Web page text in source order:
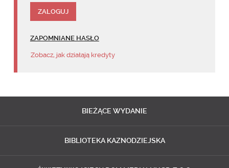
ZAPOMNIANE HASŁO
Zobacz, jak działają kredyty
BIEŻĄCE WYDANIE
BIBLIOTEKA KAZNODZIEJSKA